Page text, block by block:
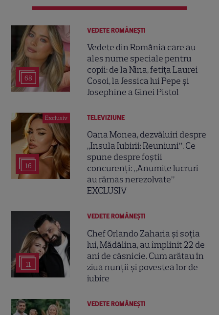
68
VEDETE ROMÂNEŞTI
Vedete din România care au
ales nume speciale pentru
copii: de la Nina, fetița Laurei
Cosoi, la Jessica lui Pepe și
Josephine a Ginei Pistol
Exclusiv
16
TELEVIZIUNE
Oana Monea, dezvăluiri despre
„Insula Iubirii: Reuniuni”. Ce
spune despre foștii
concurenți: „Anumite lucruri
au rămas nerezolvate”
EXCLUSIV
11
VEDETE ROMÂNEŞTI
Chef Orlando Zaharia și soția
lui, Mădălina, au împlinit 22 de
ani de căsnicie. Cum arătau în
ziua nunții și povestea lor de
iubire
VEDETE ROMÂNEŞTI